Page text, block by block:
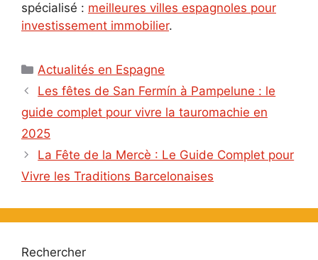
spécialisé : meilleures villes espagnoles pour
investissement immobilier.
Catégories
Actualités en Espagne
Les fêtes de San Fermín à Pampelune : le
guide complet pour vivre la tauromachie en
2025
La Fête de la Mercè : Le Guide Complet pour
Vivre les Traditions Barcelonaises
Rechercher